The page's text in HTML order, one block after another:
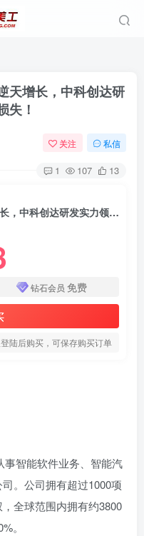
天增长，中科创达研
失！
关注 私信
1 107 13
「中科创达」智能汽车业务逆天增长，中科创达研发实力领跑行业，错过就是损失！
钻石会员 免费
陆后购买，可保存购买订单
事智能软件业务、智能汽
。公司拥有超过1000项
全球范围内拥有约3800
。